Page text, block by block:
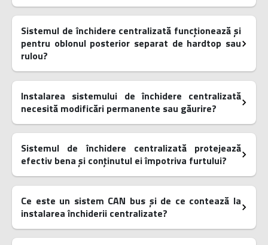
Sistemul de închidere centralizată funcționează și
pentru oblonul posterior separat de hardtop sau
rulou?
Instalarea sistemului de închidere centralizată
necesită modificări permanente sau găurire?
Sistemul de închidere centralizată protejează
efectiv bena și conținutul ei împotriva furtului?
Ce este un sistem CAN bus și de ce contează la
instalarea închiderii centralizate?